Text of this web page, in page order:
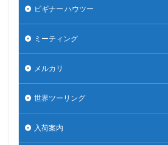
ビギナー ハウツー
ミーティング
メルカリ
世界ツーリング
入荷案内